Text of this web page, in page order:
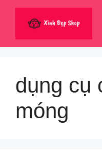
dung
dụng cụ
móng